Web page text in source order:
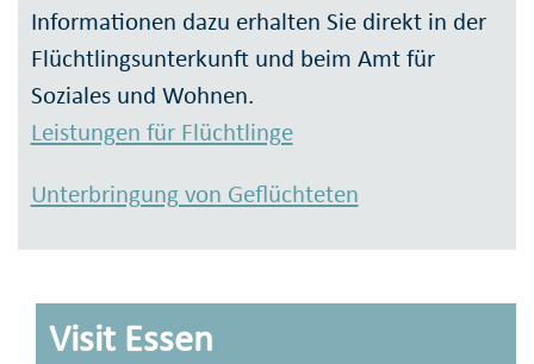
Informationen dazu erhalten Sie direkt in der
Flüchtlingsunterkunft und beim Amt für
Soziales und Wohnen.
Leistungen für Flüchtlinge
Unterbringung von Geflüchteten
Visit Essen